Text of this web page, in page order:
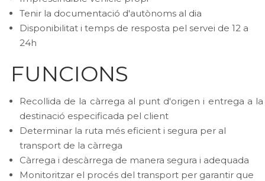
Tenir la documentació d'autònoms al dia
Disponibilitat i temps de resposta pel servei de 12 a
24h
FUNCIONS
Recollida de la càrrega al punt d'origen i entrega a la
destinació especificada pel client
Determinar la ruta més eficient i segura per al
transport de la càrrega
Càrrega i descàrrega de manera segura i adequada
Monitoritzar el procés del transport per garantir que